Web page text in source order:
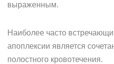
выраженным.
Наиболее часто
апоплексии является
полостного кровотечения.